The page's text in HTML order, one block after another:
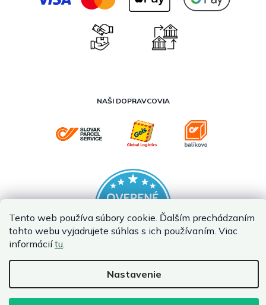
Tento web používa súbory cookie. Ďalším prechádzaním
tohto webu vyjadrujete súhlas s ich používaním. Viac
informáciítu.
Nastavenie
NAŠI DOPRAVCOVIA
Vytvoril Shoptet Premium
Copyright 2026InternetovaZahrada.sk. Všetky práva vyhradené.